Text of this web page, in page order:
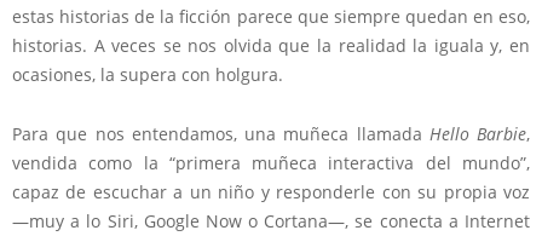
estas historias de la ficción parece que siempre quedan en eso,
historias. A veces se nos olvida que la realidad la iguala y, en
ocasiones, la supera con holgura.
Para que nos entendamos, una muñeca llamada Hello Barbie,
vendida como la “primera muñeca interactiva del mundo”,
capaz de escuchar a un niño y responderle con su propia voz
—muy a lo Siri, Google Now o Cortana—, se conecta a Internet